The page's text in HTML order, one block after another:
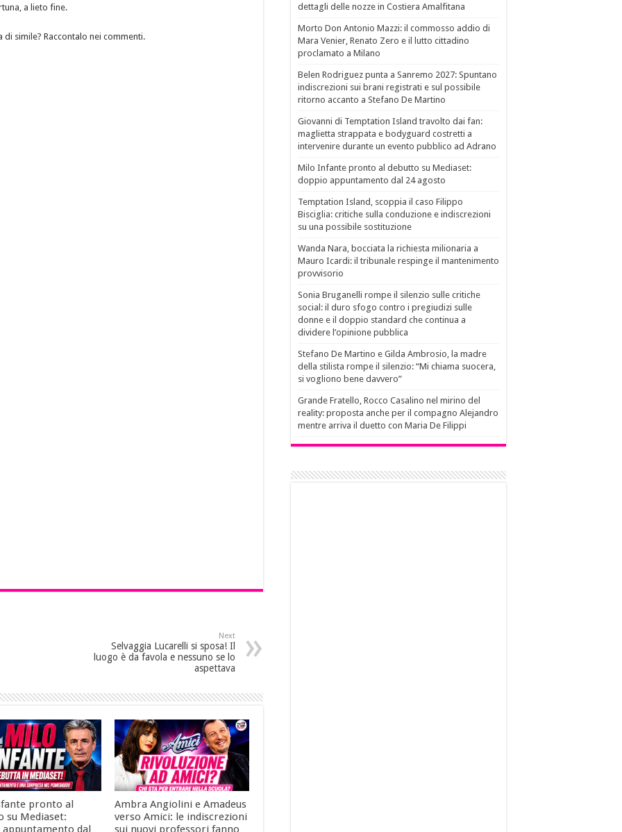
a lieto fine.
di simile? Raccontalo nei commenti.
Next
Selvaggia Lucarelli si sposa! Il
luogo è da favola e nessuno se lo
aspettava
pronto al
su Mediaset:
dal
Ambra Angiolini e Amadeus
verso Amici: le indiscrezioni
sui nuovi professori fanno
dettagli delle nozze in Costiera Amalfitana
Morto Don Antonio Mazzi: il commosso addio di
Mara Venier, Renato Zero e il lutto cittadino
proclamato a Milano
Belen Rodriguez punta a Sanremo 2027: Spuntano
indiscrezioni sui brani registrati e sul possibile
ritorno accanto a Stefano De Martino
Giovanni di Temptation Island travolto dai fan:
maglietta strappata e bodyguard costretti a
intervenire durante un evento pubblico ad Adrano
Milo Infante pronto al debutto su Mediaset:
doppio appuntamento dal 24 agosto
Temptation Island, scoppia il caso Filippo
Bisciglia: critiche sulla conduzione e indiscrezioni
su una possibile sostituzione
Wanda Nara, bocciata la richiesta milionaria a
Mauro Icardi: il tribunale respinge il mantenimento
provvisorio
Sonia Bruganelli rompe il silenzio sulle critiche
social: il duro sfogo contro i pregiudizi sulle
donne e il doppio standard che continua a
dividere l’opinione pubblica
Stefano De Martino e Gilda Ambrosio, la madre
della stilista rompe il silenzio: “Mi chiama suocera,
si vogliono bene davvero”
Grande Fratello, Rocco Casalino nel mirino del
reality: proposta anche per il compagno Alejandro
mentre arriva il duetto con Maria De Filippi